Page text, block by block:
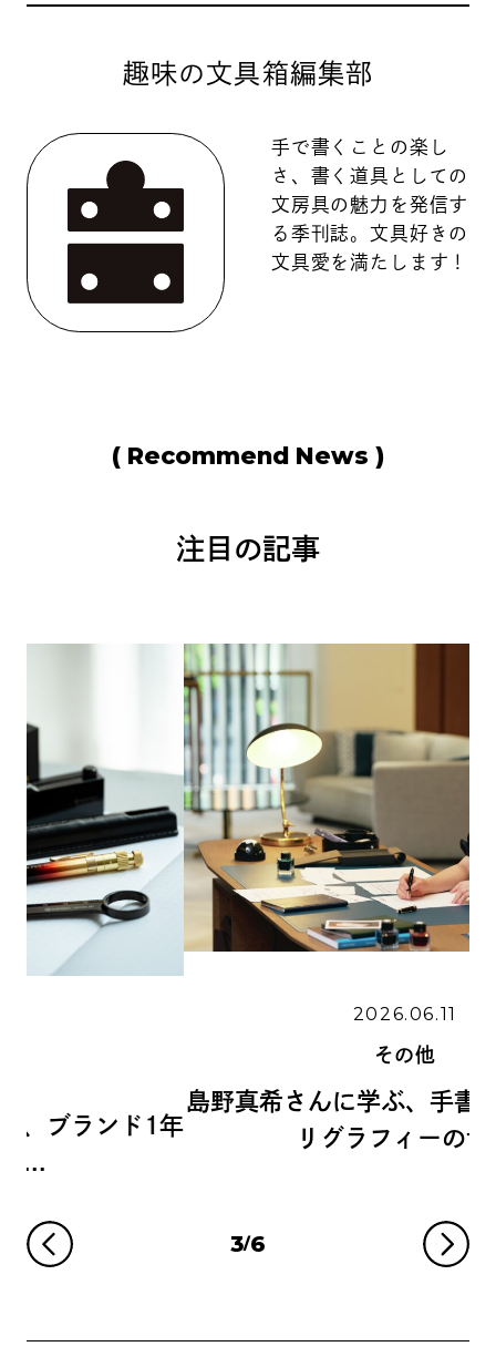
( Recommend News )
注目の記事
島野真希さんに学ぶ、手書きの魅力とカ
リグラフィーの世...
3/6
趣味の文具箱編集部
手で書くことの楽し
さ、書く道具としての
文房具の魅力を発信す
る季刊誌。文具好きの
文具愛を満たします！